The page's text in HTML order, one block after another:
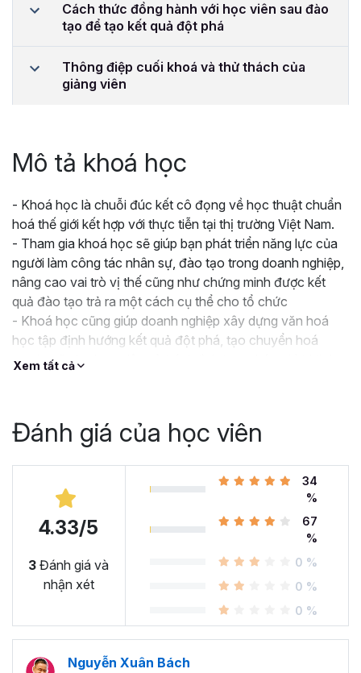
Cách thức đồng hành với học viên sau đào
tạo để tạo kết quả đột phá
Thông điệp cuối khoá và thử thách của
giảng viên
Mô tả khoá học
- Khoá học là chuỗi đúc kết cô đọng về học thuật chuẩn
hoá thế giới kết hợp với thực tiễn tại thị trường Việt Nam.
- Tham gia khoá học sẽ giúp bạn phát triển năng lực của
người làm công tác nhân sự, đào tạo trong doanh nghiệp,
nâng cao vai trò vị thế cũng như chứng minh được kết
quả đào tạo trả ra một cách cụ thể cho tổ chức
- Khoá học cũng giúp doanh nghiệp xây dựng văn hoá
học tập định hướng kết quả đột phá, tạo chuyển hoá
mạnh mẽ cho học viên và tránh tình trạng béo phì tri thức
Xem tất cả
Đánh giá của học viên
4.33/5
3 Đánh giá và
nhận xét
34
%
67
%
0 %
0 %
0 %
Nguyễn Xuân Bách